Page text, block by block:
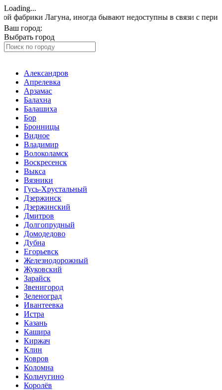
Loading...
Лагуна, иногда бывают недоступны в связи с
Ваш город:
Выбрать город
Александров
Апрелевка
Арзамас
Балахна
Балашиха
Бор
Бронницы
Видное
Владимир
Волоколамск
Воскресенск
Выкса
Вязники
Гусь-Хрустальный
Дзержинск
Дзержинский
Дмитров
Долгопрудный
Домодедово
Дубна
Егорьевск
Железнодорожный
Жуковский
Зарайск
Звенигород
Зеленоград
Ивантеевка
Истра
Казань
Кашира
Киржач
Клин
Ковров
Коломна
Кольчугино
Королёв